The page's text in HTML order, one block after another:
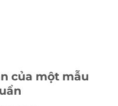
của một mẫu